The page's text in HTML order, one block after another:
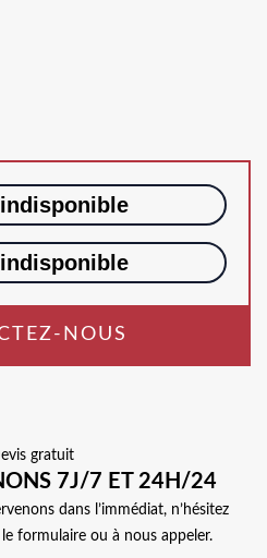
indisponible
indisponible
NOUS
7J/7 ET 24H/24
dans l’immédiat, n’hésitez
formulaire ou à nous appeler.